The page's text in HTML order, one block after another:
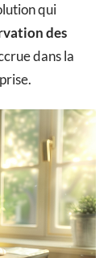
qui
des
dans la